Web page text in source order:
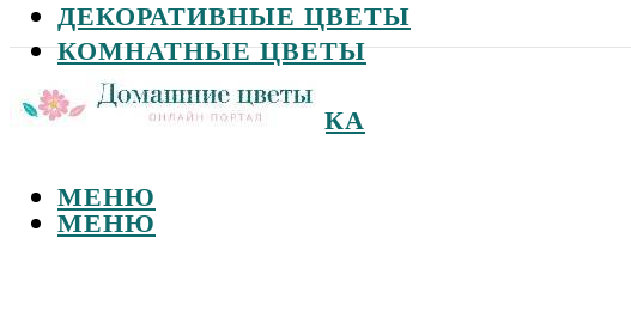
ДЕКОРАТИВНЫЕ ЦВЕТЫ
КОМНАТНЫЕ ЦВЕТЫ
САДОВЫЕ ЦВЕТЫ
СЕМЕНА И ПОСАДКА
МЕНЮ
МЕНЮ